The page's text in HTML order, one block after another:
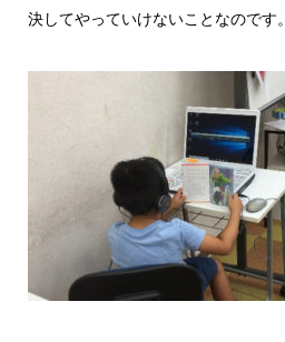
決してやっていけないことなのです。